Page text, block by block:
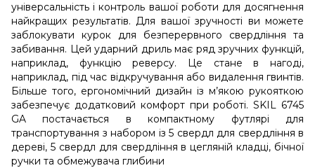
універсальність і контроль вашої роботи для досягнення
найкращих результатів. Для вашої зручності ви можете
заблокувати курок для безперервного свердління та
забивання. Цей ударний дриль має ряд зручних функцій,
наприклад, функцію реверсу. Це стане в нагоді,
наприклад, під час відкручування або видалення гвинтів.
Більше того, ергономічний дизайн із м’якою рукояткою
забезпечує додатковий комфорт при роботі. SKIL 6745
GA постачається в компактному футлярі для
транспортування з набором із 5 свердл для свердління в
дереві, 5 свердл для свердління в цегляній кладці, бічної
ручки та обмежувача глибини